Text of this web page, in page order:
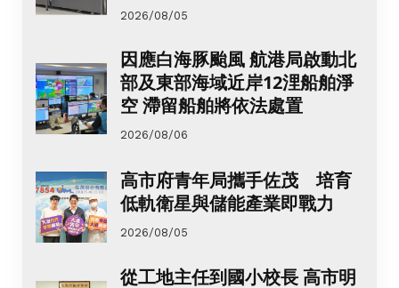
2026/08/05
因應白海豚颱風 航港局啟動北
部及東部海域近岸12浬船舶淨
空 滯留船舶將依法處置
2026/08/06
高市府青年局攜手佐茂 培育
低軌衛星與儲能產業即戰力
2026/08/05
從工地主任到國小校長 高市明